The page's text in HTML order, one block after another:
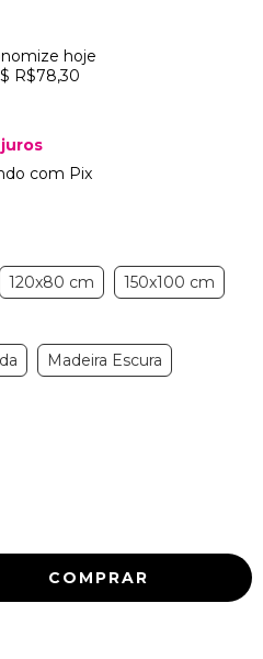
hoje
R$78,30
com Pix
120x80 cm 150x100 cm
Madeira Escura